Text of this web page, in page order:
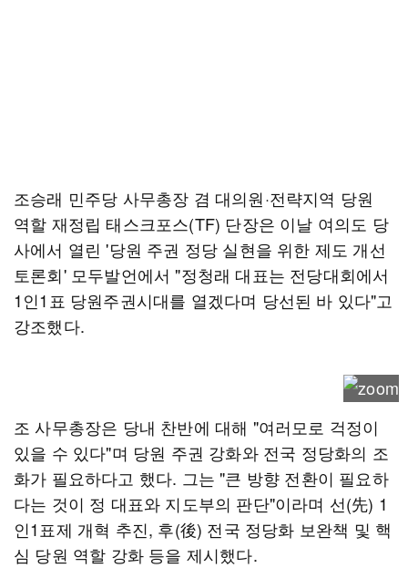
조승래 민주당 사무총장 겸 대의원·전략지역 당원
역할 재정립 태스크포스(TF) 단장은 이날 여의도 당
사에서 열린 '당원 주권 정당 실현을 위한 제도 개선
토론회' 모두발언에서 "정청래 대표는 전당대회에서
1인1표 당원주권시대를 열겠다며 당선된 바 있다"고
강조했다.
조 사무총장은 당내 찬반에 대해 "여러모로 걱정이
있을 수 있다"며 당원 주권 강화와 전국 정당화의 조
화가 필요하다고 했다. 그는 "큰 방향 전환이 필요하
다는 것이 정 대표와 지도부의 판단"이라며 선(先) 1
인1표제 개혁 추진, 후(後) 전국 정당화 보완책 및 핵
심 당원 역할 강화 등을 제시했다.